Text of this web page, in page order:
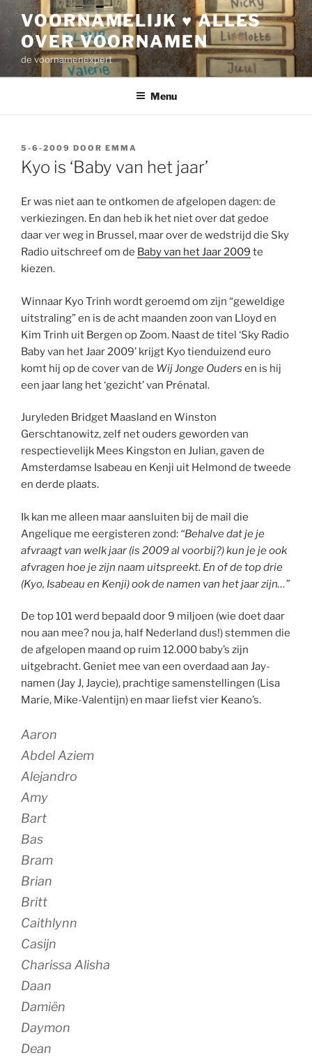
inhoud
VOORNAMELIJK ♥ ALLES
OVER VOORNAMEN
de voornamenexpert
Menu
GEPLAATST
OP
5-6-2009 DOOR EMMA
Kyo is ‘Baby van het jaar’
Er was niet aan te ontkomen de afgelopen dagen: de
verkiezingen. En dan heb ik het niet over dat gedoe
daar ver weg in Brussel, maar over de wedstrijd die Sky
Radio uitschreef om de Baby van het Jaar 2009 te
kiezen.
Winnaar Kyo Trinh wordt geroemd om zijn “geweldige
uitstraling” en is de acht maanden zoon van Lloyd en
Kim Trinh uit Bergen op Zoom. Naast de titel ‘Sky Radio
Baby van het Jaar 2009’ krijgt Kyo tienduizend euro
komt hij op de cover van de Wij Jonge Ouders en is hij
een jaar lang het ‘gezicht’ van Prénatal.
Juryleden Bridget Maasland en Winston
Gerschtanowitz, zelf net ouders geworden van
respectievelijk Mees Kingston en Julian, gaven de
Amsterdamse Isabeau en Kenji uit Helmond de tweede
en derde plaats.
Ik kan me alleen maar aansluiten bij de mail die
Angelique me eergisteren zond: “Behalve dat je je
afvraagt van welk jaar (is 2009 al voorbij?) kun je je ook
afvragen hoe je zijn naam uitspreekt. En of de top drie
(Kyo, Isabeau en Kenji) ook de namen van het jaar zijn…”
De top 101 werd bepaald door 9 miljoen (wie doet daar
nou aan mee? nou ja, half Nederland dus!) stemmen die
de afgelopen maand op ruim 12.000 baby’s zijn
uitgebracht. Geniet mee van een overdaad aan Jay-
namen (Jay J, Jaycie), prachtige samenstellingen (Lisa
Marie, Mike-Valentijn) en maar liefst vier Keano’s.
Aaron
Abdel Aziem
Alejandro
Amy
Bart
Bas
Bram
Brian
Britt
Caithlynn
Casijn
Charissa Alisha
Daan
Damiën
Daymon
Dean